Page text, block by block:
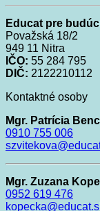
Educat pre
Považská 18/2
949 11 Nitra
IČO: 55 284 795
DIČ: 2122210112
Kontaktné osoby
Mgr. Patrícia
0910 755 006
Mgr. Zuzana
0952 619 476